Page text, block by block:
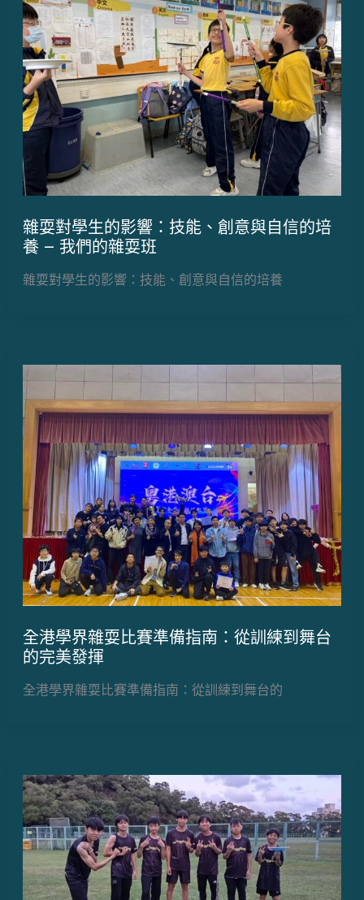
雜耍對學生的影響：技能、創意與自信的培
養 – 我們的雜耍班
雜耍對學生的影響：技能、創意與自信的培養
全港學界雜耍比賽準備指南：從訓練到舞台
的完美發揮
全港學界雜耍比賽準備指南：從訓練到舞台的